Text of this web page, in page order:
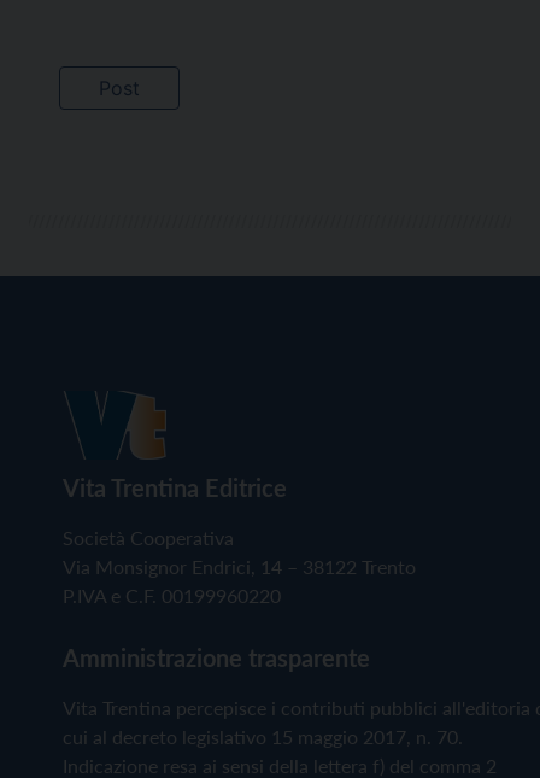
Vita Trentina Editrice
Società Cooperativa
Via Monsignor Endrici, 14 – 38122 Trento
P.IVA e C.F. 00199960220
Amministrazione trasparente
Vita Trentina percepisce i contributi pubblici all'editoria
cui al decreto legislativo 15 maggio 2017, n. 70.
Indicazione resa ai sensi della lettera f) del comma 2